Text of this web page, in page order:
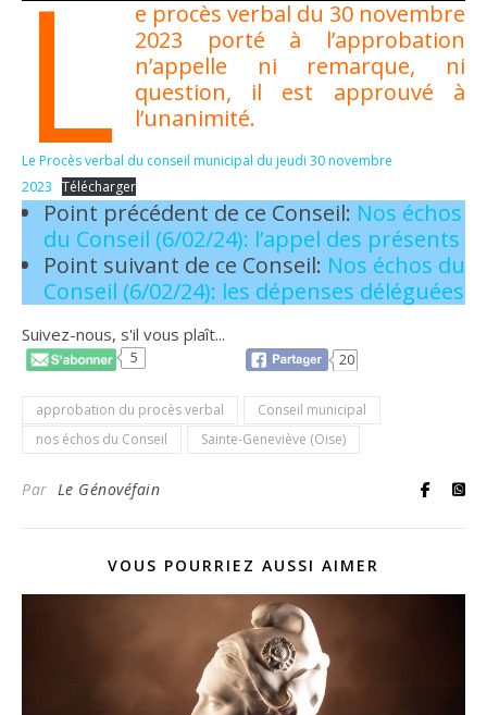
L
e procès verbal du 30 novembre
2023 porté à l’approbation
n’appelle ni remarque, ni
question, il est approuvé à
l’unanimité.
Le Procès verbal du conseil municipal du jeudi 30 novembre
2023 Télécharger
Point précédent de ce Conseil: Nos échos
du Conseil (6/02/24): l’appel des présents
Point suivant de ce Conseil: Nos échos du
Conseil (6/02/24): les dépenses déléguées
Suivez-nous, s'il vous plaît...
5 20
approbation du procès verbal
Conseil municipal
nos échos du Conseil
Sainte-Geneviève (Oise)
Par Le Génovéfain
VOUS POURRIEZ AUSSI AIMER